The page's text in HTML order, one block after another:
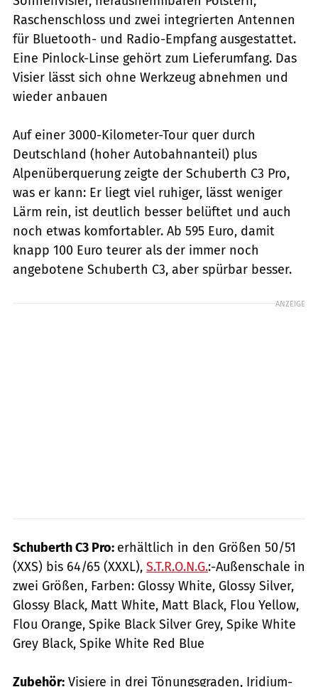
Raschenschloss und zwei integrierten Antennen
für Bluetooth- und Radio-Empfang ausgestattet.
Eine Pinlock-Linse gehört zum Lieferumfang. Das
Visier lässt sich ohne Werkzeug abnehmen und
wieder anbauen
Auf einer 3000-Kilometer-Tour quer durch
Deutschland (hoher Autobahnanteil) plus
Alpenüberquerung zeigte der Schuberth C3 Pro,
was er kann: Er liegt viel ruhiger, lässt weniger
Lärm rein, ist deutlich besser belüftet und auch
noch etwas komfortabler. Ab 595 Euro, damit
knapp 100 Euro teurer als der immer noch
angebotene Schuberth C3, aber spürbar besser.
ANZEIGE
Schuberth C3 Pro: erhältlich in den Größen 50/51
(XXS) bis 64/65 (XXXL), S.T.R.O.N.G.:-Außenschale in
zwei Größen, Farben: Glossy White, Glossy Silver,
Glossy Black, Matt White, Matt Black, Flou Yellow,
Flou Orange, Spike Black Silver Grey, Spike White
Grey Black, Spike White Red Blue
Zubehör: Visiere in drei Tönungsgraden, Iridium-